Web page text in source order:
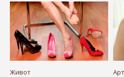
Живот